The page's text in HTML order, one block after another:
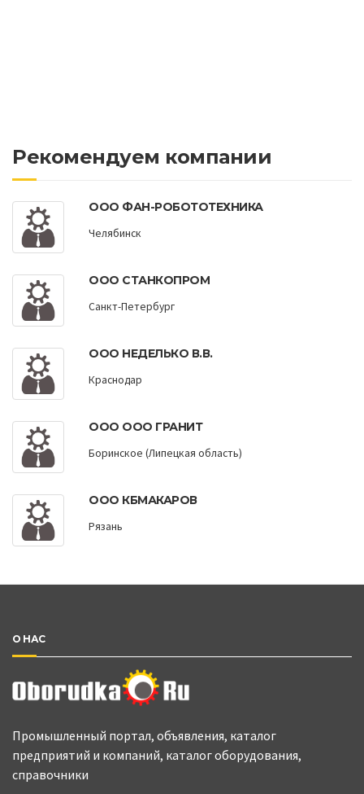
Рекомендуем компании
ООО ФАН-РОБОТОТЕХНИКА
Челябинск
ООО СТАНКОПРОМ
Санкт-Петербург
ООО НЕДЕЛЬКО В.В.
Краснодар
ООО ООО ГРАНИТ
Боринское (Липецкая область)
ООО КБМАКАРОВ
Рязань
О НАС
Промышленный портал, объявления, каталог
предприятий и компаний, каталог оборудования,
справочники